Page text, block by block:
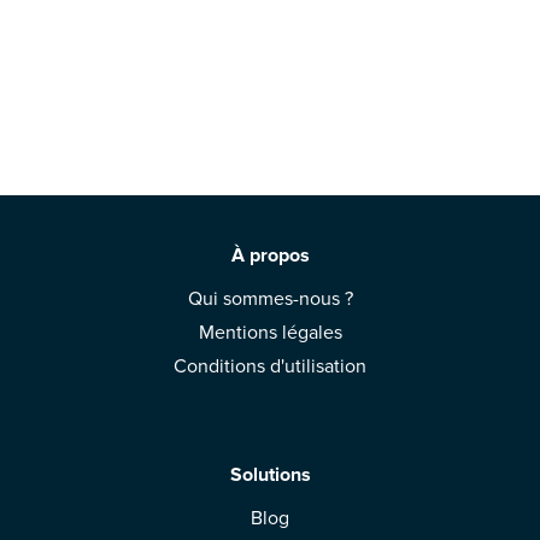
À propos
Qui sommes-nous ?
Mentions légales
Conditions d'utilisation
Solutions
Blog